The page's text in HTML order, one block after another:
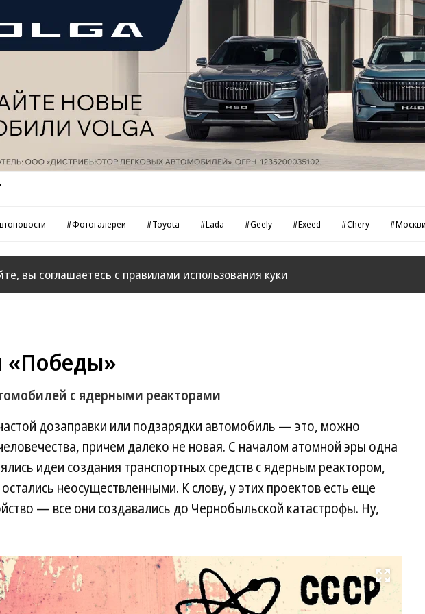
#Фотогалереи #Toyota #Lada #Geely #Exeed #Chery
вы соглашаетесь с правилами использования куки
«Победы»
с ядерными реакторами
дозаправки или подзарядки автомобиль — это, можно
причем далеко не новая. С началом атомной эры одна
идеи создания транспортных средств с ядерным реактором,
неосуществленными. К слову, у этих проектов есть еще
— все они создавались до Чернобыльской катастрофы. Ну,
Развернуть на весь экран